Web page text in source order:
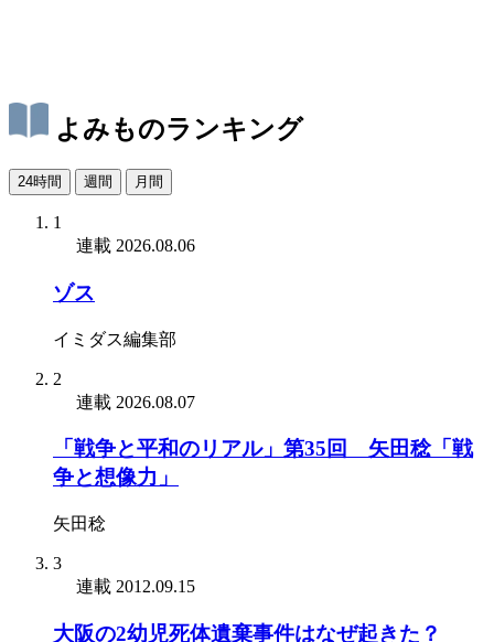
よみものランキング
24時間 週間 月間
1
連載 2026.08.06
ゾス
イミダス編集部
2
連載 2026.08.07
「戦争と平和のリアル」第35回 矢田稔「戦
争と想像力」
矢田稔
3
連載 2012.09.15
大阪の2幼児死体遺棄事件はなぜ起きた？